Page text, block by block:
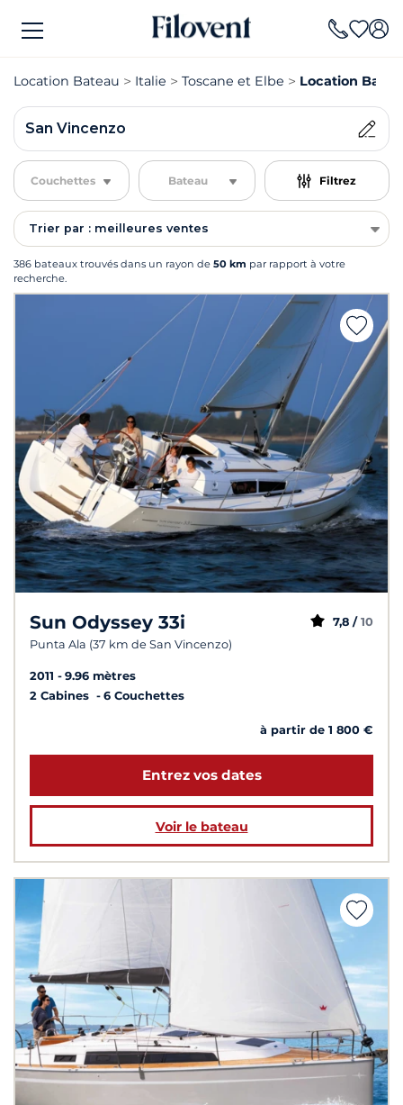
Location Bateau Italie Toscane et Elbe Location
San Vincenzo
Couchettes Bateau Filtrez
Trier par : meilleures ventes
386 bateaux trouvés dans un rayon de 50 km par rapport à votre
recherche.
Sun Odyssey 33i
Punta Ala (37 km de San Vincenzo)
7,8 / 10
2011
9.96 mètres
2 Cabines
6 Couchettes
à partir de 1 800 €
Entrez vos dates
Voir le bateau